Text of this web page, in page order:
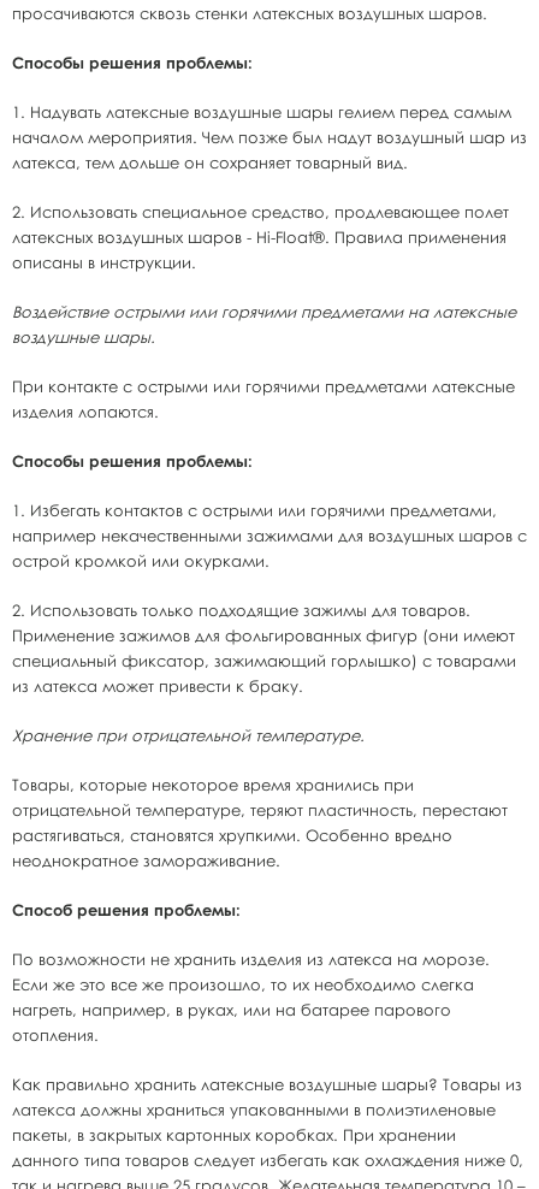
просачиваются сквозь стенки латексных воздушных шаров.
Способы решения проблемы:
1. Надувать латексные воздушные шары гелием перед самым
началом мероприятия. Чем позже был надут воздушный шар из
латекса, тем дольше он сохраняет товарный вид.
2. Использовать специальное средство, продлевающее полет
латексных воздушных шаров - Hi-Float®. Правила применения
описаны в инструкции.
Воздействие острыми или горячими предметами на латексные
воздушные шары.
При контакте с острыми или горячими предметами латексные
изделия лопаются.
Способы решения проблемы:
1. Избегать контактов с острыми или горячими предметами,
например некачественными зажимами для воздушных шаров с
острой кромкой или окурками.
2. Использовать только подходящие зажимы для товаров.
Применение зажимов для фольгированных фигур (они имеют
специальный фиксатор, зажимающий горлышко) с товарами
из латекса может привести к браку.
Хранение при отрицательной температуре.
Товары, которые некоторое время хранились при
отрицательной температуре, теряют пластичность, перестают
растягиваться, становятся хрупкими. Особенно вредно
неоднократное замораживание.
Способ решения проблемы:
По возможности не хранить изделия из латекса на морозе.
Если же это все же произошло, то их необходимо слегка
нагреть, например, в руках, или на батарее парового
отопления.
Как правильно хранить латексные воздушные шары? Товары из
латекса должны храниться упакованными в полиэтиленовые
пакеты, в закрытых картонных коробках. При хранении
данного типа товаров следует избегать как охлаждения ниже 0,